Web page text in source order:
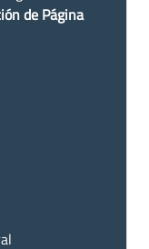
de Página